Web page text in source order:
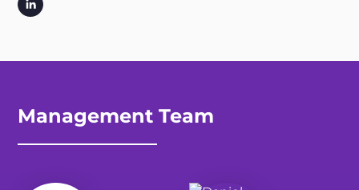
Management Team